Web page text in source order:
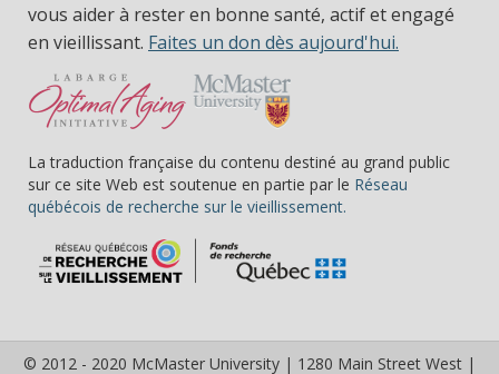
vous aider à rester en bonne santé, actif et engagé
en vieillissant. Faites un don dès aujourd'hui.
La traduction française du contenu destiné au grand public
sur ce site Web est soutenue en partie par le Réseau
québécois de recherche sur le vieillissement.
© 2012 - 2020 McMaster University | 1280 Main Street West |